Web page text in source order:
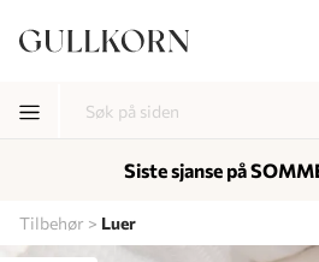
Lagt i kurven, utmerket
Tilbehør Luer
Siste sjanse på -
-
-